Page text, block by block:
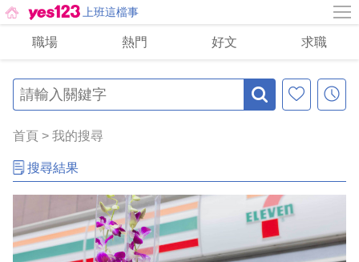
上班這檔事
職場 熱門 好文 求職
首頁 > 我的搜尋
搜尋結果